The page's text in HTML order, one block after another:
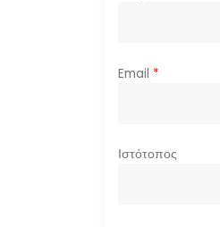
Email *
Ιστότοπος